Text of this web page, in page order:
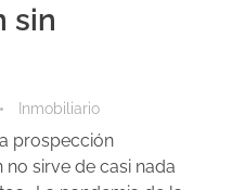
sin
Inmobiliario
prospección
sirve de casi nada